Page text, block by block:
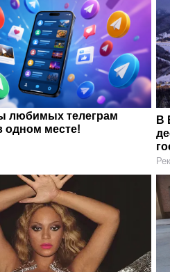
любимых телеграм
одном месте!
В